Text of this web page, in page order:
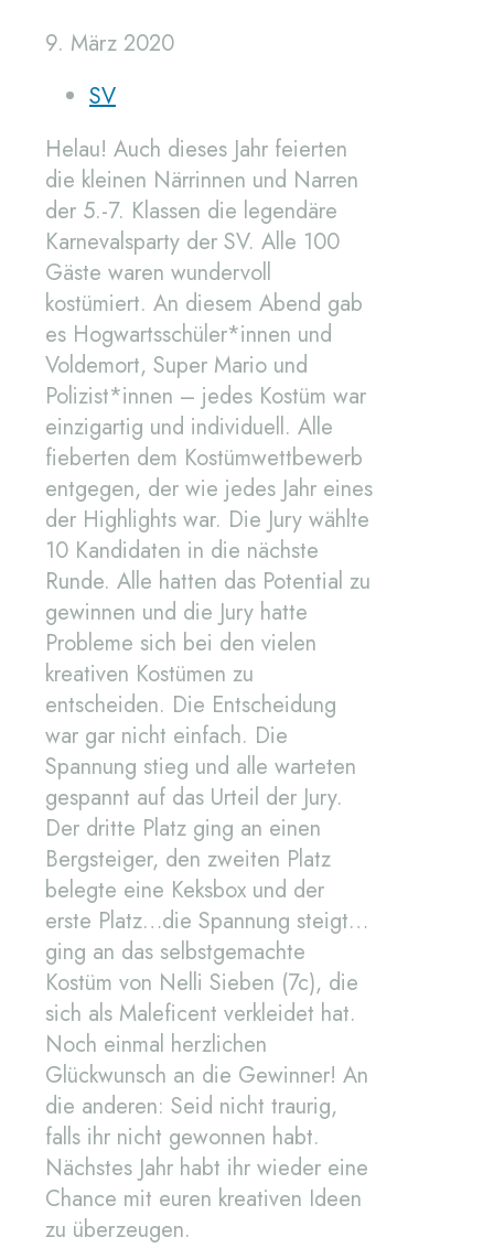
9. März 2020
SV
Helau! Auch dieses Jahr feierten
die kleinen Närrinnen und Narren
der 5.-7. Klassen die legendäre
Karnevalsparty der SV. Alle 100
Gäste waren wundervoll
kostümiert. An diesem Abend gab
es Hogwartsschüler*innen und
Voldemort, Super Mario und
Polizist*innen – jedes Kostüm war
einzigartig und individuell. Alle
fieberten dem Kostümwettbewerb
entgegen, der wie jedes Jahr eines
der Highlights war. Die Jury wählte
10 Kandidaten in die nächste
Runde. Alle hatten das Potential zu
gewinnen und die Jury hatte
Probleme sich bei den vielen
kreativen Kostümen zu
entscheiden. Die Entscheidung
war gar nicht einfach. Die
Spannung stieg und alle warteten
gespannt auf das Urteil der Jury.
Der dritte Platz ging an einen
Bergsteiger, den zweiten Platz
belegte eine Keksbox und der
erste Platz…die Spannung steigt…
ging an das selbstgemachte
Kostüm von Nelli Sieben (7c), die
sich als Maleficent verkleidet hat.
Noch einmal herzlichen
Glückwunsch an die Gewinner! An
die anderen: Seid nicht traurig,
falls ihr nicht gewonnen habt.
Nächstes Jahr habt ihr wieder eine
Chance mit euren kreativen Ideen
zu überzeugen.